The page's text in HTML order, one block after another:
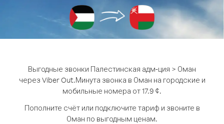
Выгодные звонки Палестинская адм-ция > Оман
через Viber Out.Минута звонка в Оман на городские и
мобильные номера от 17.9 ¢.
Пополните счёт или подключите тариф и звоните в
Оман по выгодным ценам.